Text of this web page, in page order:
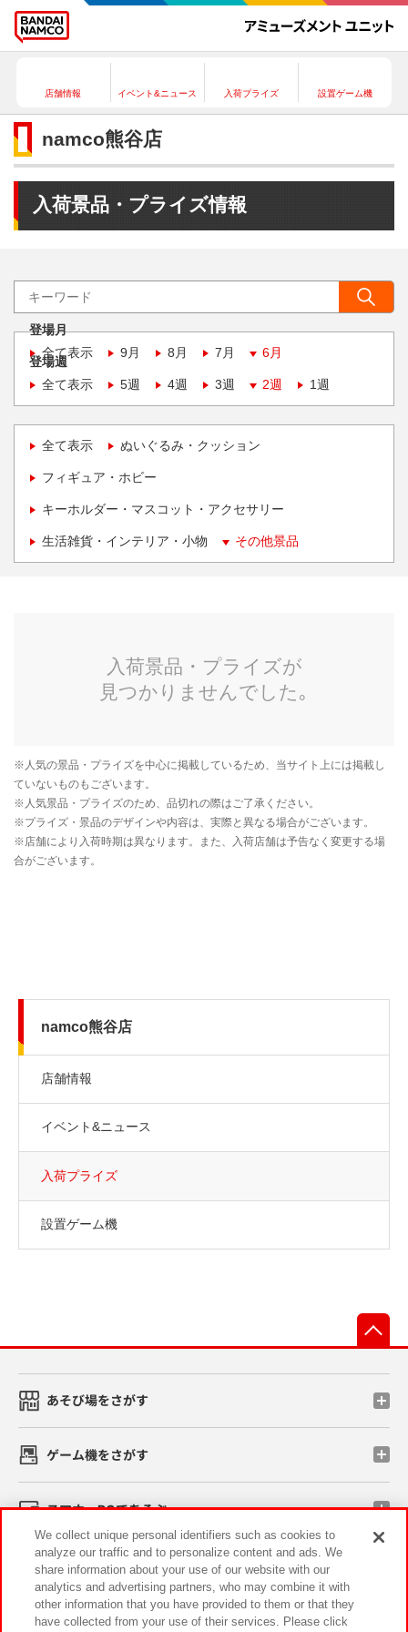
店舗情報 イベント&ニュース 入荷プライズ 設置ゲーム機
namco熊谷店
入荷景品・プライズ情報
登場月
全て表示
9月 8月 7月 6月
登場週
全て表示
5週 4週 3週 2週 1週
全て表示 ぬいぐるみ・クッション
フィギュア・ホビー
キーホルダー・マスコット・アクセサリー
生活雑貨・インテリア・小物 その他景品
namco熊谷店
店舗情報
イベント&ニュース
入荷プライズ
設置ゲーム機
あそび場をさがす
ゲーム機をさがす
スマホ・PCであそぶ
イベント・キャンペーン
We collect unique personal identifiers such as cookies to
analyze our traffic and to personalize content and ads. We
share information about your use of our website with our
analytics and advertising partners, who may combine it with
other information that you have provided to them or that they
have collected from your use of their services. Please click